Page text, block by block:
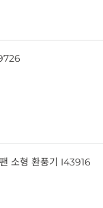
소형 환풍기 I43916